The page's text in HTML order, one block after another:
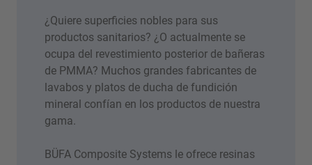
¿Quiere superficies nobles para sus
productos sanitarios? ¿O actualmente se
ocupa del revestimiento posterior de bañeras
de PMMA? Muchos grandes fabricantes de
lavabos y platos de ducha de fundición
mineral confían en los productos de nuestra
gama.
BÜFA Composite Systems le ofrece resinas